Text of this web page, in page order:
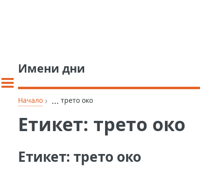
Имени дни
Начало › ... трето око
Етикет:трето око
Етикет:трето око